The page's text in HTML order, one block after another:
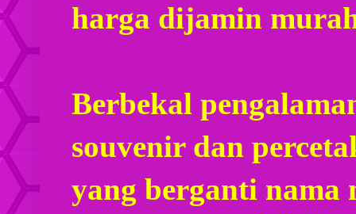
harga dijamin
Berbekal
souvenir dan
yang berganti nama